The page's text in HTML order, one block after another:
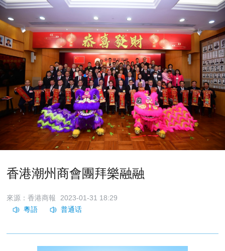
香港潮州商會團拜樂融融
來源：香港商報 2023-01-31 18:29